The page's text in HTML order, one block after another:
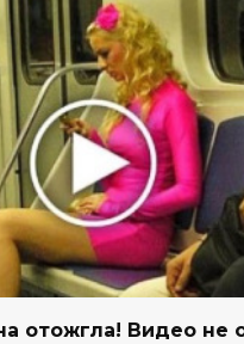
отожгла! Видео не